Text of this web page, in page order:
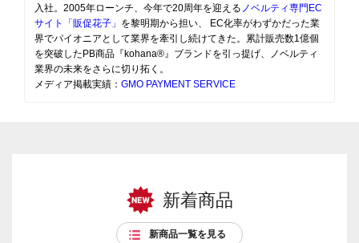
入社。2005年ローンチ、今年で20周年を迎える ノベルティ専門EC
サイト「販促花子」 を黎明期から担い、 EC化率がわずかだった業
界でパイオニアとして業界を牽引し続けてきた。累計販売数1億個
を突破したPB商品『kohana®』ブランドを引っ提げ、ノベルティ
業界の未来をさらに切り拓く。
メディア掲載実績： GMO PAYMENT SERVICE
新着商品
新商品一覧を見る